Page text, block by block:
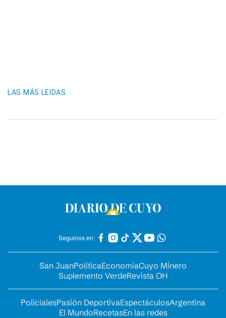
LAS MÁS LEIDAS
Seguinos en:
San JuanPolíticaEconomíaCuyo Minero
Suplemento VerdeRevista OH
PolicialesPasión DeportivaEspectáculosArgentina
El MundoRecetasEn las redes